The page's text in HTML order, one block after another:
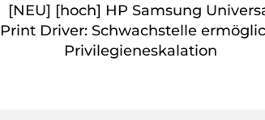
[NEU] [hoch] HP Samsung
Print Driver: Schwachstelle
Privilegieneskalation